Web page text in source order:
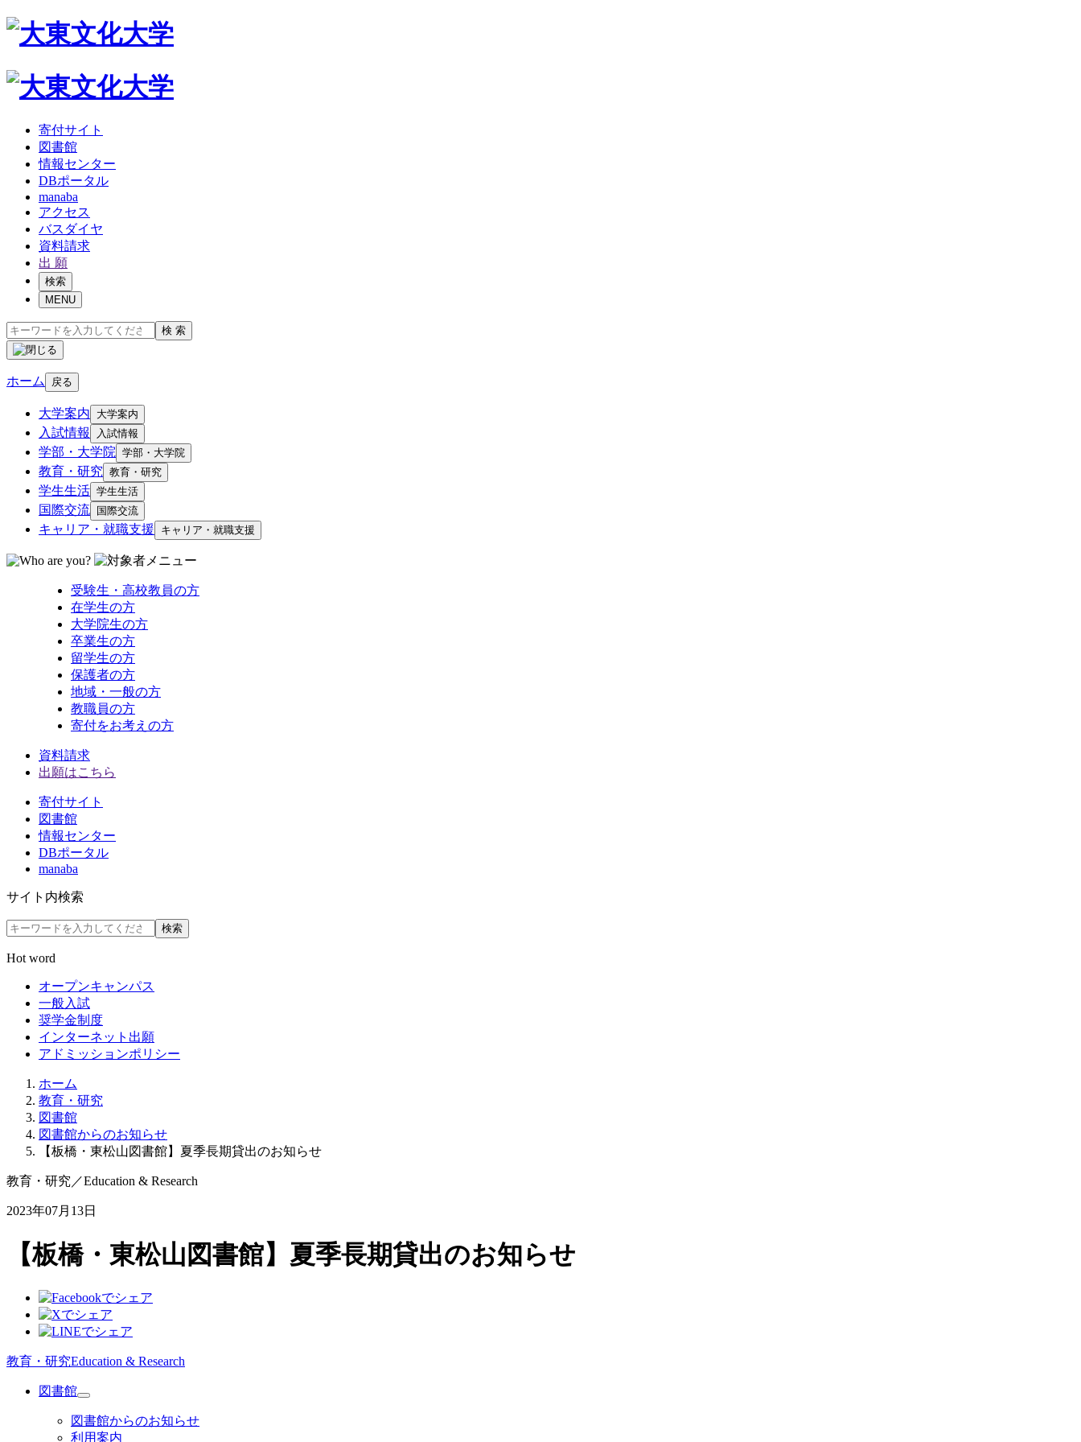
寄付サイト
図書館
情報センター
DBポータル
manaba
アクセス
バスダイヤ
資料請求
出 願
検索
MENU
検 索
ホーム 戻る
大学案内 大学案内
入試情報 入試情報
学部・大学院 学部・大学院
教育・研究 教育・研究
学生生活 学生生活
国際交流 国際交流
キャリア・就職支援 キャリア・就職支援
受験生・高校教員の方
在学生の方
大学院生の方
卒業生の方
留学生の方
保護者の方
地域・一般の方
教職員の方
寄付をお考えの方
資料請求
出願はこちら
寄付サイト
図書館
情報センター
DBポータル
manaba
サイト内検索
検索
Hot word
オープンキャンパス
一般入試
奨学金制度
インターネット出願
アドミッションポリシー
ホーム
教育・研究
図書館
図書館からのお知らせ
【板橋・東松山図書館】夏季長期貸出のお知らせ
教育・研究 ／Education & Research
2023年07月13日
【板橋・東松山図書館】夏季長期貸出のお知らせ
教育・研究Education & Research
図書館
図書館からのお知らせ
利用案内